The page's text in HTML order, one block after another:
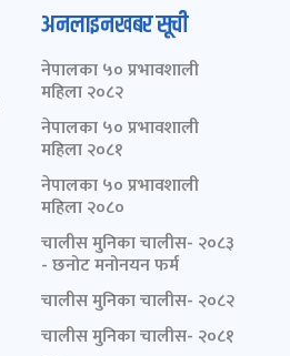
अनलाइनखबर सूची
नेपालका ५० प्रभावशाली
महिला २०८२
नेपालका ५० प्रभावशाली
महिला २०८१
नेपालका ५० प्रभावशाली
महिला २०८०
चालीस मुनिका चालीस- २०८३
- छनोट मनोनयन फर्म
चालीस मुनिका चालीस- २०८२
चालीस मुनिका चालीस- २०८१